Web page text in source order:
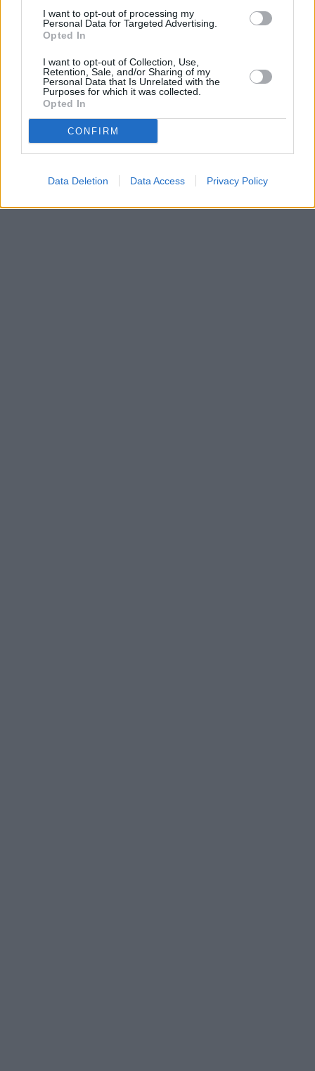
I want to opt-out of processing my
Personal Data for Targeted Advertising.
Opted In
I want to opt-out of Collection, Use,
Retention, Sale, and/or Sharing of my
Personal Data that Is Unrelated with the
Purposes for which it was collected.
Opted In
CONFIRM
Data Deletion Data Access Privacy Policy
skôr mi to nejde do hlavy
O webu parabola.cz O souborech cookies
Dovolená u moře•Bazény